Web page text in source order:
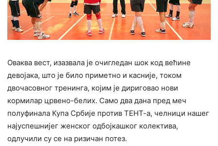
Оваква вест, изазвала је очигледан шок код већине
девојака, што је било приметно и касније, током
двочасовног тренинга, којим је дириговао нови
кормилар црвено-белих. Само два дана пред меч
полуфинала Купа Србије против ТЕНТ-а, челници нашег
најуспешнијег женског одбојкашког колектива,
одлучили су се на ризичан потез.